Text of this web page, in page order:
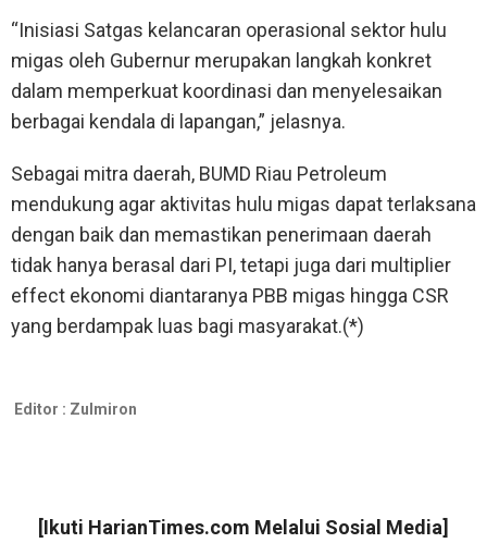
“Inisiasi Satgas kelancaran operasional sektor hulu
migas oleh Gubernur merupakan langkah konkret
dalam memperkuat koordinasi dan menyelesaikan
berbagai kendala di lapangan,” jelasnya.
Sebagai mitra daerah, BUMD Riau Petroleum
mendukung agar aktivitas hulu migas dapat terlaksana
dengan baik dan memastikan penerimaan daerah
tidak hanya berasal dari PI, tetapi juga dari multiplier
effect ekonomi diantaranya PBB migas hingga CSR
yang berdampak luas bagi masyarakat.(*)
Editor : Zulmiron
[Ikuti HarianTimes.com Melalui Sosial Media]